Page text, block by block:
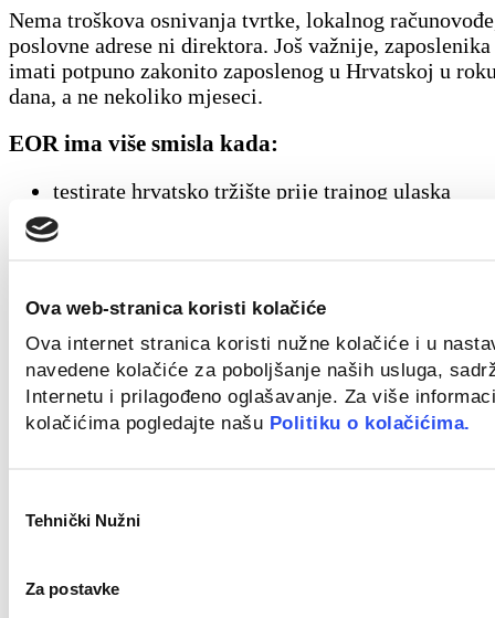
Ova web-stranica koristi kolačiće
Ova internet stranica koristi nužne kolačiće i u
navedene kolačiće za poboljšanje naših usluga,
Internetu i prilagođeno oglašavanje. Za više
kolačićima pogledajte našu Politiku o kolačićima.
pristanka
Tehnički Nužni
Za postavke
Nema troškova osnivanja tvrtke, lokalnog
poslovne adrese ni direktora. Još važnije,
imati potpuno zakonito zaposlenog u Hrvatskoj u
dana, a ne nekoliko mjeseci.
EOR ima više smisla kada:
testirate hrvatsko tržište prije trajnog ulaska
trebate zaposlenika u roku od nekoliko dana
želite minimizirati administrativni teret
trebate trajnu i vidljivu pravnu prisutnost u
planirate dugoročne i opsežne operacije koje
zapošljavanje
Za većinu kompanija koje tek počinju zapošljavati u
troškove.
Skriveni troškovi zapošljavanja u